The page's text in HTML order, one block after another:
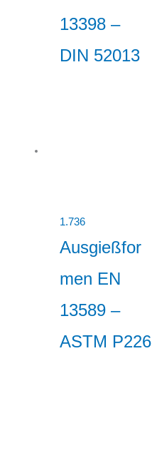
13398 –
DIN 52013
1.736
Ausgießfor
men EN
13589 –
ASTM P226